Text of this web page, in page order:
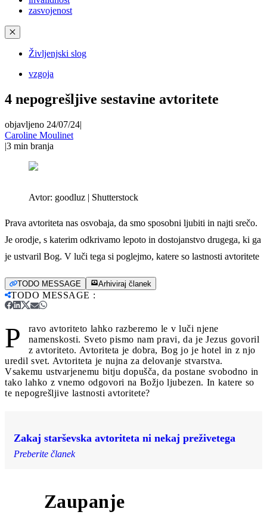
zasvojenost
✕
Življenjski slog
vzgoja
4 nepogrešljive sestavine avtoritete
objavljeno 24/07/24|
Caroline Moulinet
|3 min branja
Avtor: goodluz | Shutterstock
Prava avtoriteta nas osvobaja, da smo sposobni ljubiti in najti srečo.
Je orodje, s katerim odkrivamo lepoto in dostojanstvo drugega, ki ga
je ustvaril Bog. V luči tega si poglejmo, katere so lastnosti avtoritete
TODO MESSAGE Arhiviraj članek
TODO MESSAGE :
P
ravo avtoriteto lahko razberemo le v luči njene
namenskosti. Sveto pismo nam pravi, da je Jezus govoril
z avtoriteto. Avtoriteta je dobra, Bog jo je hotel in z njo
uredil svet. Avtoriteta je nujna za delovanje stvarstva.
Vsakemu ustvarjenemu bitju dopušča, da postane svobodno in
tako lahko z vnemo odgovori na Božjo ljubezen. In katere so
te nepogrešljive lastnosti avtoritete?
Zakaj starševska avtoriteta ni nekaj preživetega
Preberite članek
Zaupanje